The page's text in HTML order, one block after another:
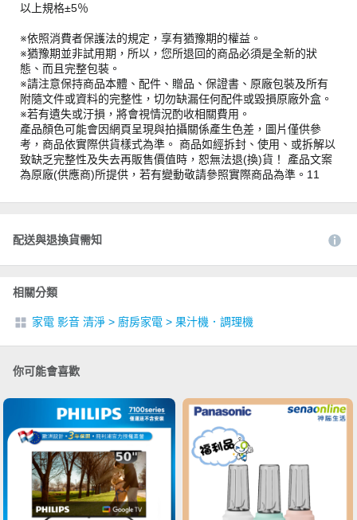
以上規格±5％
※依照消費者保護法的規定，享有猶豫期的權益。
※猶豫期並非試用期，所以，您所退回的商品必須是全新的狀
態、而且完整包裝。
※請注意保持商品本體、配件、贈品、保證書、原廠包裝及所有
附隨文件或資料的完整性，切勿缺漏任何配件或毀損原廠外盒。
※若有遺失或汙損，將會視情況酌收相關費用。
產品顏色可能會因網頁呈現與拍攝關係產生色差，圖片僅供參
考，商品依實際供貨樣式為準。 商品如經拆封、使用、或拆解以
致缺乏完整性及失去再販售價值時，恕無法退(換)貨！ 產品文案
為原廠(供應商)所提供，若有變動敬請參照實際商品為準。11
配送與退換貨需知
相關分類
家電 影音 清淨 > 廚房家電 > 果汁機．調理機
你可能會喜歡